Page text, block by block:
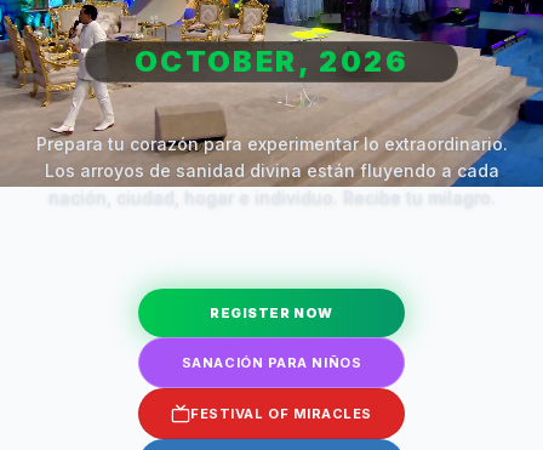
OCTOBER, 2026
Prepara tu corazón para experimentar lo extraordinario.
Los arroyos de sanidad divina están fluyendo a cada
REGISTER NOW
SANACIÓN PARA NIÑOS
FESTIVAL OF MIRACLES